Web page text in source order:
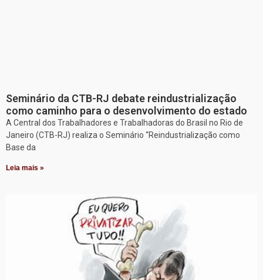
Seminário da CTB-RJ debate reindustrialização
como caminho para o desenvolvimento do estado
A Central dos Trabalhadores e Trabalhadoras do Brasil no Rio de
Janeiro (CTB-RJ) realiza o Seminário “Reindustrialização como
Base da
Leia mais »